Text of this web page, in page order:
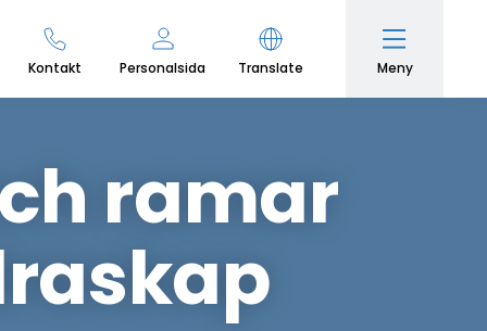
Kontakt Personalsida Translate Meny
ramar